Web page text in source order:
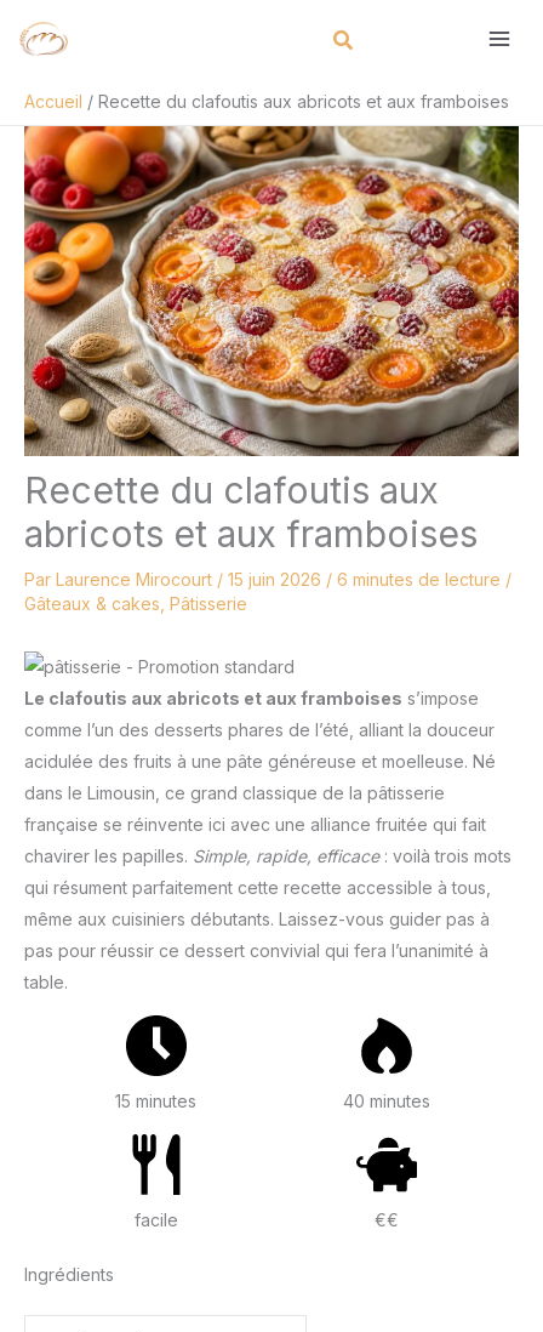
Accueil
Recette du clafoutis aux abricots et aux framboises
Recette du clafoutis aux
abricots et aux framboises
Par Laurence Mirocourt / 15 juin 2026 / 6 minutes de lecture /
Gâteaux & cakes Pâtisserie
Le clafoutis aux abricots et aux framboises s’impose
comme l’un des desserts phares de l’été, alliant la douceur
acidulée des fruits à une pâte généreuse et moelleuse. Né
dans le Limousin, ce grand classique de la pâtisserie
française se réinvente ici avec une alliance fruitée qui fait
chavirer les papilles. Simple, rapide, efficace: voilà trois mots
qui résument parfaitement cette recette accessible à tous,
même aux cuisiniers débutants. Laissez-vous guider pas à
pas pour réussir ce dessert convivial qui fera l’unanimité à
table.
15 minutes 40 minutes
facile €€
Ingrédients